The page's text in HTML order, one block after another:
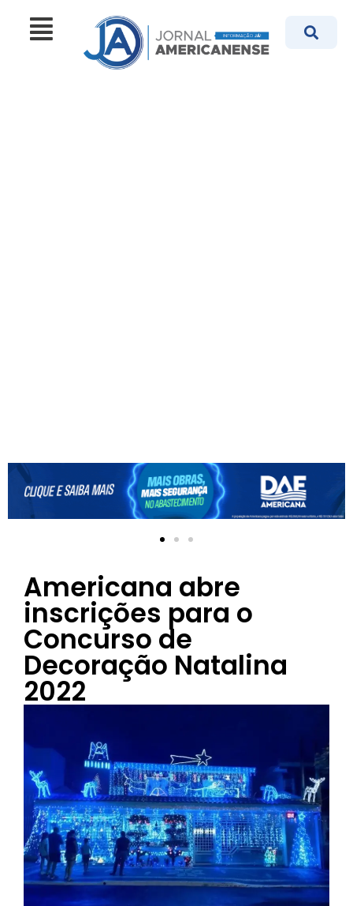
Americana abre
inscrições para o
Concurso de
Decoração Natalina
2022